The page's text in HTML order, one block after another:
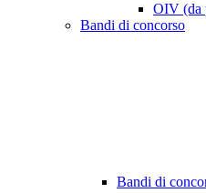
OIV (da
Bandi di concorso
Bandi di